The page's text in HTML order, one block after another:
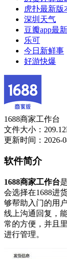
虎扑最新版
深圳天气
豆瓣app最
乐可
今日新鲜事
好游快爆
1688商家工作台
文件大小：
更新时间：2026-
软件简介
1688商家工作台
会选择在1688进
够帮助入门的用
线上沟通回复，
常的方便，并且
进行管理。